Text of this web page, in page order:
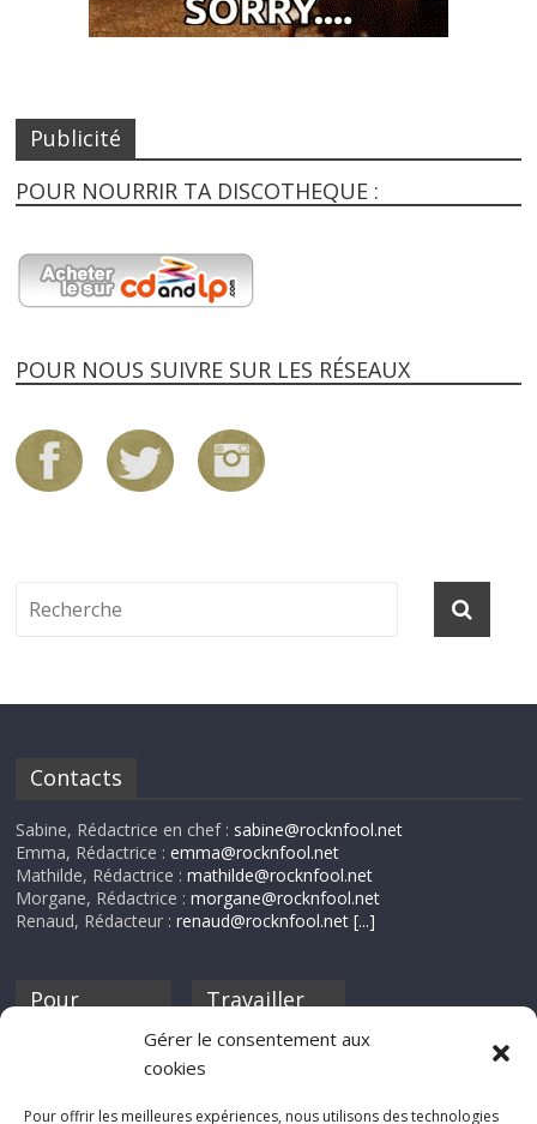
Gérer le consentement aux
cookies
Pour offrir les meilleures expériences, nous utilisons des technologies
Publicité
POUR NOURRIR TA DISCOTHEQUE :
POUR NOUS SUIVRE SUR LES RÉSEAUX
Contacts
Sabine, Rédactrice en chef : sabine@rocknfool.net
Emma, Rédactrice :emma@rocknfool.net
Mathilde, Rédactrice :mathilde@rocknfool.net
Morgane, Rédactrice :morgane@rocknfool.net
Renaud, Rédacteur :renaud@rocknfool.net [...]
Pour
discothèque
Travailler
Si tu souhaites